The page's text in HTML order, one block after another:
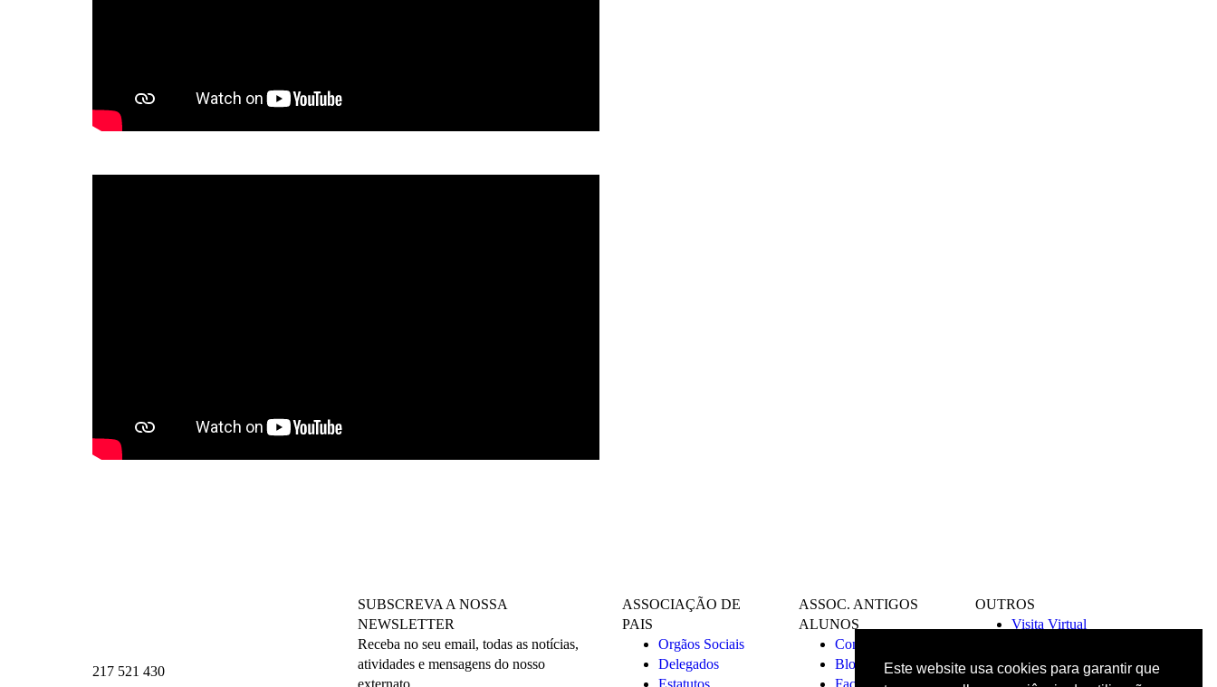
Este website usa cookies para garantir que
217 521 430
SUBSCREVA A NOSSA
NEWSLETTER
Receba no seu email, todas as notícias,
atividades e mensagens do nosso
externato.
ASSOCIAÇÃO DE
PAIS
Orgãos Sociais
Delegados
Estatutos
ASSOC. ANTIGOS
ALUNOS
Contactos
Blogspot
Facebook
OUTROS
Visita Virtual
reclamações
Código de Conduta